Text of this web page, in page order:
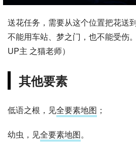
送花任务，需要从这个位置把花送
不能用车站、梦之门，也不能受伤
UP主 之猫老师）
其他要素
低语之根，见全要素地图 ；
幼虫，见全要素地图。